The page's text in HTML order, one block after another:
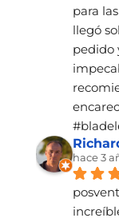
para
llegó
pedido
hace 3